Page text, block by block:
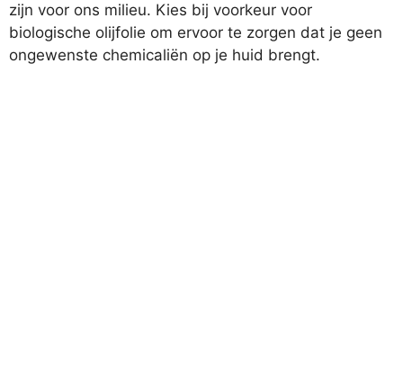
zijn voor ons milieu. Kies bij voorkeur voor
biologische olijfolie om ervoor te zorgen dat je geen
ongewenste chemicaliën op je huid brengt.